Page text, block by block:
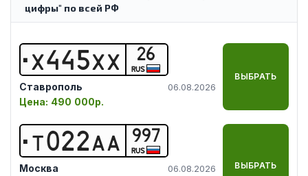
цифры" по всей РФ
Х445ХХ 26
RUS
Ставрополь 06.08.2026
Цена: 490 000р.
ВЫБРАТЬ
Т022 А А 997
RUS
Москва 06.08.2026 ВЫБРАТЬ